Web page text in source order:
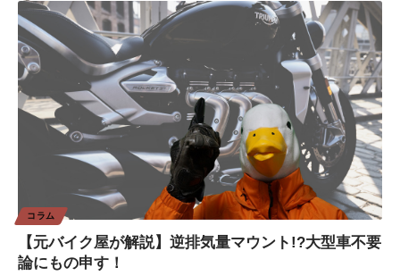
コラム
【元バイク屋が解説】逆排気量マウント!?大型車不要
論にもの申す！